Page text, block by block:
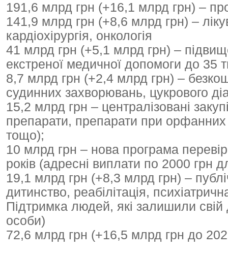
191,6 млрд грн (+16,1 млрд грн) –
141,9 млрд грн (+8,6 млрд грн) –
кардіохірургія, онкологія
41 млрд грн (+5,1 млрд грн) –
екстреної медичної допомоги до 35
8,7 млрд грн (+2,4 млрд грн) –
судинних захворювань, цукрового
15,2 млрд грн – централізовані
препарати, препарати при
тощо);
10 млрд грн – нова програма
років (адресні виплати по 2000 грн
19,1 млрд грн (+8,3 млрд грн) –
дитинство, реабілітація,
Підтримка людей, які залишили свій
особи)
72,6 млрд грн (+16,5 млрд грн до